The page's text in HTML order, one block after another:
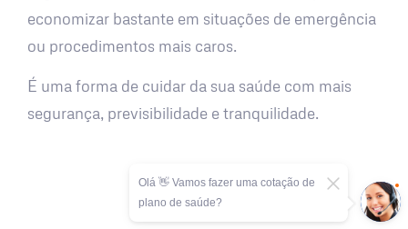
economizar bastante em situações de emergência
ou procedimentos mais caros.
É uma forma de cuidar da sua saúde com mais
segurança, previsibilidade e tranquilidade.
Olá 👋 Vamos fazer uma cotação de
plano de saúde?